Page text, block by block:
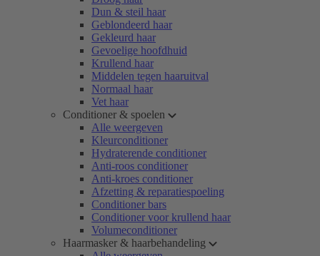
Dun & steil haar
Geblondeerd haar
Gekleurd haar
Gevoelige hoofdhuid
Krullend haar
Middelen tegen haaruitval
Normaal haar
Vet haar
Conditioner & spoelen
Alle weergeven
Kleurconditioner
Hydraterende conditioner
Anti-roos conditioner
Anti-kroes conditioner
Afzetting & reparatiespoeling
Conditioner bars
Conditioner voor krullend haar
Volumeconditioner
Haarmasker & haarbehandeling